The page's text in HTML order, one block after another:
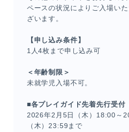
ペースの状況によりご入場い
ざいます。
【申し込み条件】
1人4枚まで申し込み可
＜年齢制限＞
未就学児入場不可。
■各プレイガイド先着先行受付
2026年2月5日（木）18:00～
（木）23:59まで